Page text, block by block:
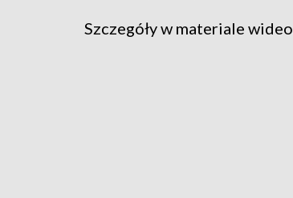
Szczegóły w materiale wideo.